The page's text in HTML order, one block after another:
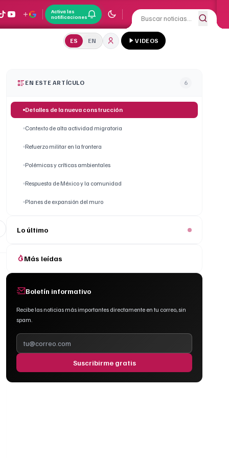
Activa las
notificaciones
ES EN VIDEOS
EN ESTE ARTÍCULO 6
Detalles de la nueva construcción
Contexto de alta actividad migratoria
Refuerzo militar en la frontera
Polémicas y críticas ambientales
Respuesta de México y la comunidad
Planes de expansión del muro
Lo último
Más leídas
Boletín informativo
Recibe las noticias más importantes directamente en tu correo, sin
spam.
Suscribirme gratis